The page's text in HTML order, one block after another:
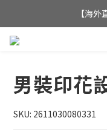
全店滿
【海
男裝印花
SKU: 2611030080331